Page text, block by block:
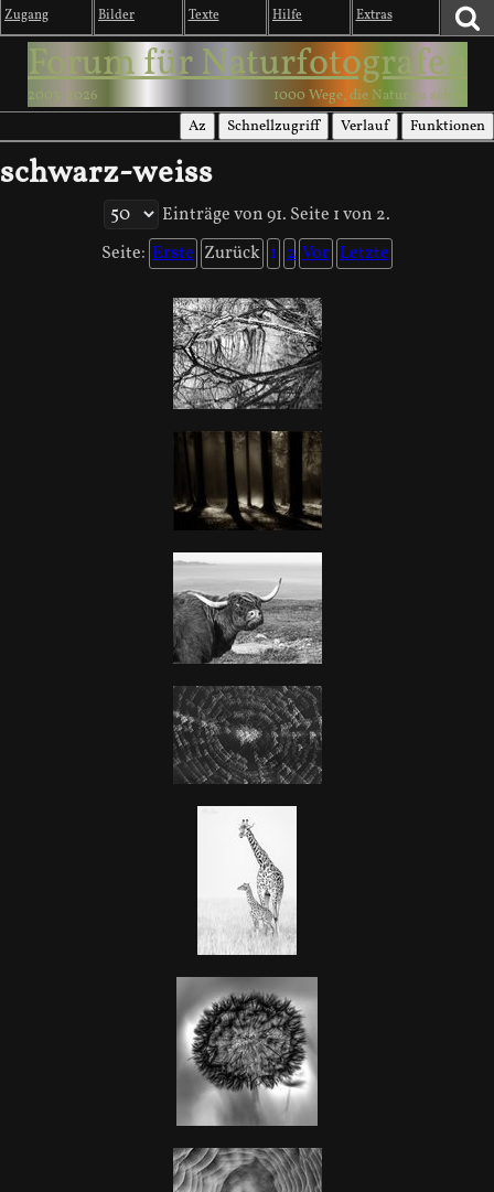
Zugang Bilder Texte Hilfe Extras
Forum für Naturfotografen
2003-2026 1000 Wege, die Natur zu sehen
Az Schnellzugriff Verlauf Funktionen
schwarz-weiss
Einträge von 91. Seite 1 von 2.
Seite: Erste Zurück 1 2 Vor Letzte